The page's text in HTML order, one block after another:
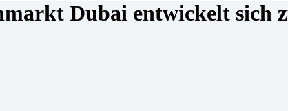
Dubai entwickelt sich